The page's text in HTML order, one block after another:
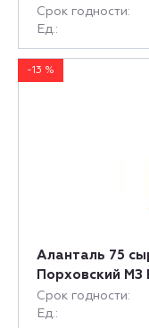
Срок годности:
Ед.:
-13 %
Аланталь 75
Порховский МЗ
Срок годности:
Ед.: